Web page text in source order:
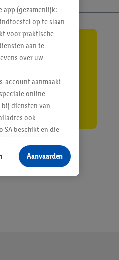
app (gezamenlijk:
op te slaan
voor praktische
aan te
over uw
account aanmaakt
online
diensten van
ook
SA beschikt en die
producten waarin
maar het
als er met behulp
Aanvaarden